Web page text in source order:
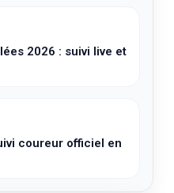
2026 : suivi live et
coureur officiel en